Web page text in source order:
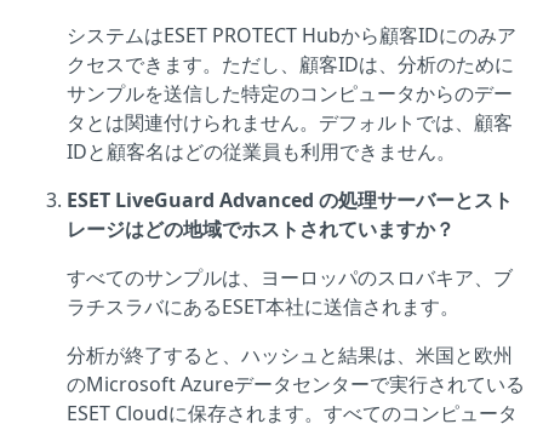
システムはESET PROTECT Hubから顧客IDにのみア
クセスできます。ただし、顧客IDは、分析のために
サンプルを送信した特定のコンピュータからのデー
タとは関連付けられません。デフォルトでは、顧客
IDと顧客名はどの従業員も利用できません。
ESET LiveGuard Advanced の処理サーバーとスト
レージはどの地域でホストされていますか？
すべてのサンプルは、ヨーロッパのスロバキア、ブ
ラチスラバにあるESET本社に送信されます。
分析が終了すると、ハッシュと結果は、米国と欧州
のMicrosoft Azureデータセンターで実行されている
ESET Cloudに保存されます。すべてのコンピュータ